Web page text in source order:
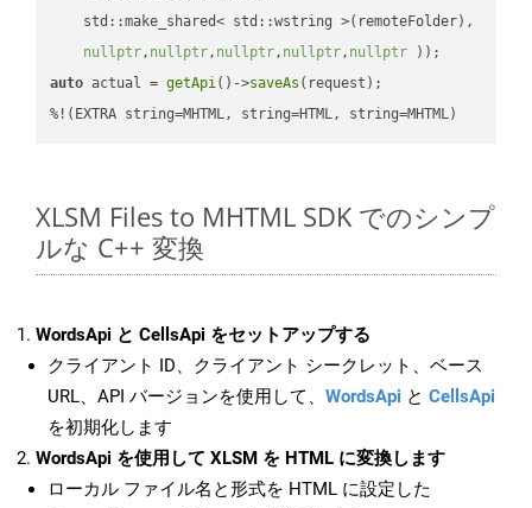
    std::make_shared< std::wstring >(remoteFolder),
nullptr, nullptr, nullptr, nullptr, nullptr ))
auto actual = getApi()->saveAs (request);
%!(EXTRA string=MHTML, string=HTML, string=MHTML)
XLSM Files to MHTML SDK でのシンプ
ルな C++ 変換
WordsApi と CellsApi をセットアップする
クライアント ID、クライアント シークレット、ベース
URL、API バージョンを使用して、 WordsApi と CellsApi
を初期化します
WordsApi を使用して XLSM を HTML に変換します
ローカル ファイル名と形式を HTML に設定した